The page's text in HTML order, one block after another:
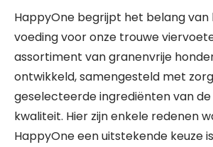
HappyOne begrijpt het belang van
voeding voor onze trouwe
assortiment van granenvrije
ontwikkeld, samengesteld met
geselecteerde ingrediënten van
kwaliteit. Hier zijn enkele redenen
HappyOne een uitstekende keuze